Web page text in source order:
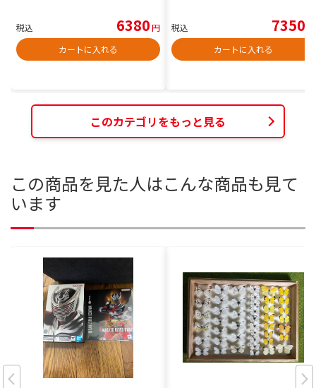
税込 6380円
カートに入れる
税込 7350
カートに入れる
このカテゴリをもっと見る
この商品を見た人はこんな商品も見て
います